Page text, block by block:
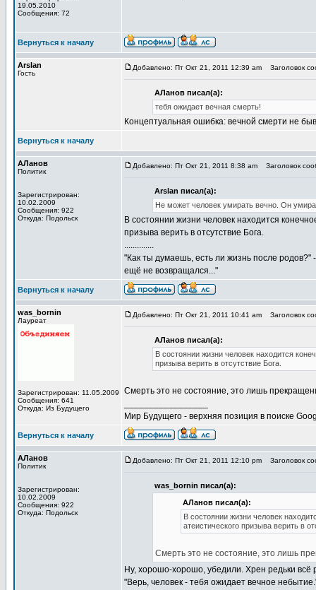
19.05.2010
Сообщения: 72
Вернуться к началу
Arslan
Гость
Добавлено: Пт Окт 21, 2011 12:39 am Заголовок
АЛанов писал(а):
тебя ожидает вечная смерть!
Концептуальная ошибка: вечной смерти не
Вернуться к началу
АЛанов
Политик
Зарегистрирован:
10.02.2009
Сообщения: 922
Откуда: Подольск
Добавлено: Пт Окт 21, 2011 8:38 am Заголовок
Arslan писал(а):
Не может человек умирать вечно. Он
В состоянии жизни человек находится
призыва верить в отсутствие Бога.
..............
"Как ты думаешь, есть ли жизнь после
ещё не возвращался..."
Вернуться к началу
was_bornin
Лауреат
Зарегистрирован: 11.05.2009
Сообщения: 641
Откуда: Из Будущего
Добавлено: Пт Окт 21, 2011 10:41 am Заголовок
АЛанов писал(а):
В состоянии жизни человек находится
призыва верить в отсутствие Бога.
Смерть это не состояние, это лишь
Мир Будущего - верхняя позиция в поиске
Вернуться к началу
АЛанов
Политик
Зарегистрирован:
10.02.2009
Сообщения: 922
Откуда: Подольск
Добавлено: Пт Окт 21, 2011 12:10 pm Заголовок
was_bornin писал(а):
АЛанов писал(а):
В состоянии жизни человек
атеистического призыва верить в
Смерть это не состояние, это лишь
Ну, хорошо-хорошо, убедили. Хрен редьки
"Верь, человек - тебя ожидает вечное